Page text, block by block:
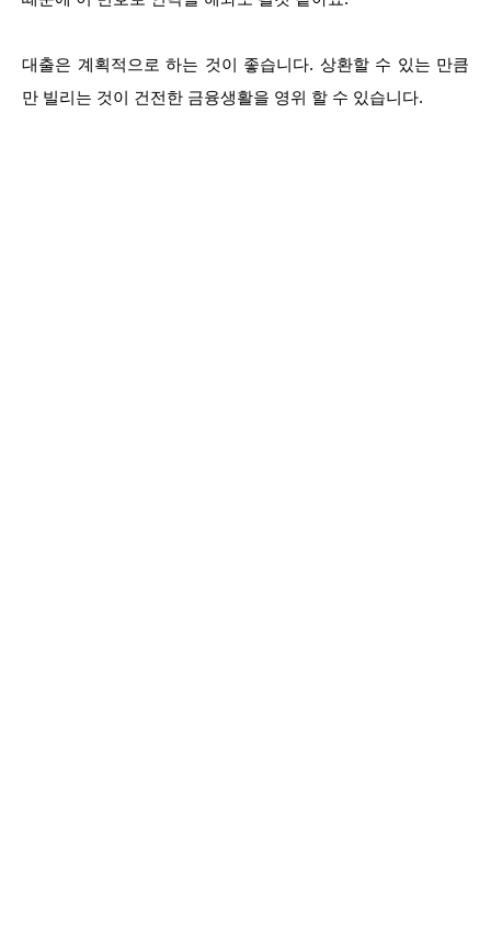
대출은 계획적으로 하는 것이 좋습니다. 상환할 수 있는 만큼
만 빌리는 것이 건전한 금융생활을 영위 할 수 있습니다.